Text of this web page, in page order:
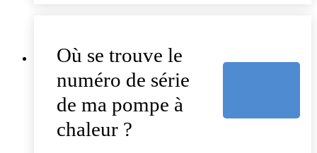
Où se trouve le
numéro de série
de ma pompe à
chaleur ?